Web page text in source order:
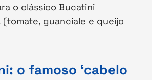
o clássico Bucatini
(tomate, guanciale e queijo
o famoso ‘cabelo